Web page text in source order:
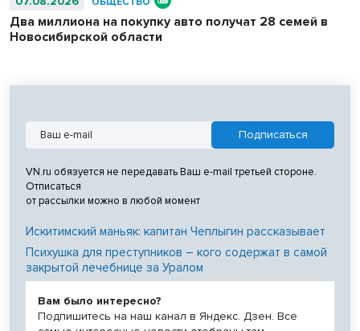
Два миллиона на покупку авто получат 28 семей в
Новосибирской области
VN.ru обязуется не передавать Ваш e-mail третьей стороне.
Отписаться
от рассылки можно в любой момент
Искитимский маньяк: капитан Чеплыгин рассказывает
Психушка для преступников – кого содержат в самой
закрытой лечебнице за Уралом
Вам было интересно?
Подпишитесь на наш канал в Яндекс. Дзен. Все